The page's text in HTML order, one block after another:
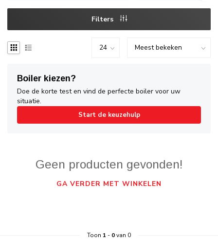
Filters
Boiler kiezen?
Doe de korte test en vind de perfecte boiler voor uw
situatie.
Start de keuzehulp
Geen producten gevonden!
GA VERDER MET WINKELEN
Toon 1 - 0van 0